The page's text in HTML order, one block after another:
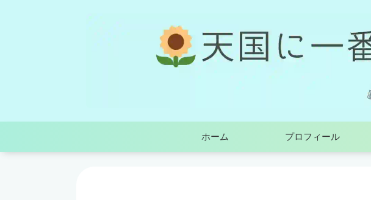
ホーム プロフィール